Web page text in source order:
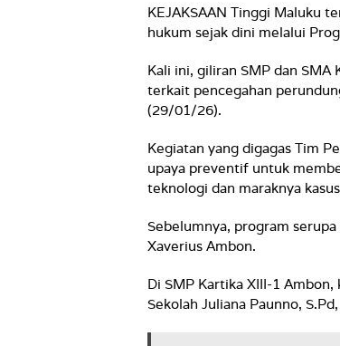
KEJAKSAAN Tinggi Maluku
hukum sejak dini melalui
Kali ini, giliran SMP dan SMA
terkait pencegahan
(29/01/26).
Kegiatan yang digagas Tim
upaya preventif untuk
teknologi dan maraknya
Sebelumnya, program
Xaverius Ambon.
Di SMP Kartika XIII-1
Sekolah Juliana Paunno,